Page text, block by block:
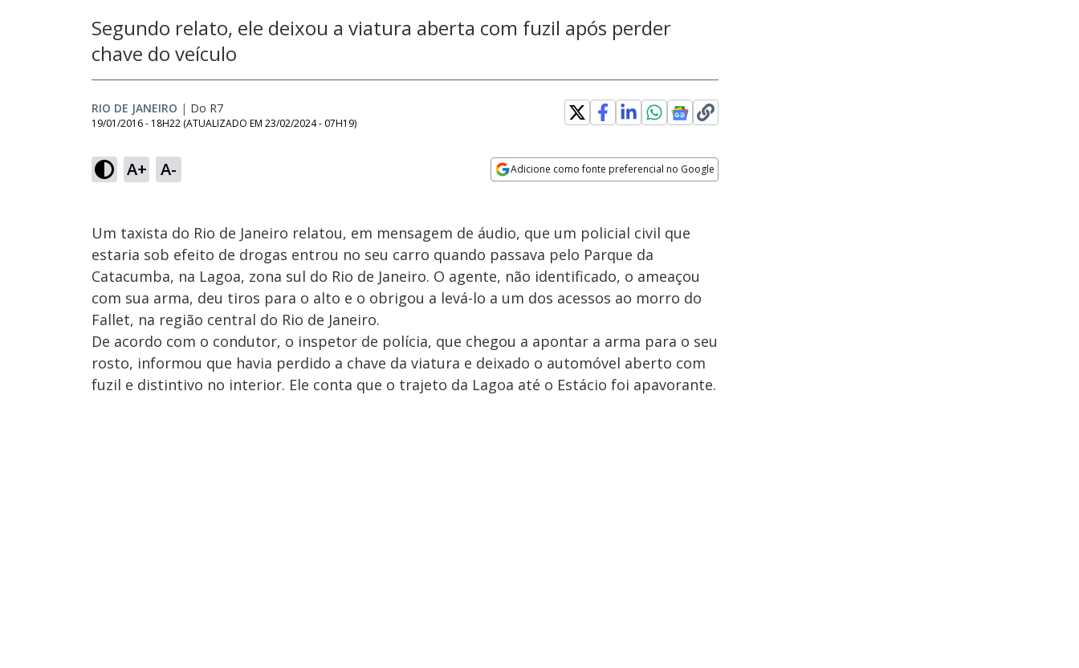
Segundo relato, ele deixou a viatura aberta com fuzil após perder
chave do veículo
RIO DE JANEIRO | Do R7
19/01/2016 - 18H22 (ATUALIZADO EM 23/02/2024 - 07H19)
A+ A- Adicione como fonte preferencial no Google
Um taxista do Rio de Janeiro relatou, em mensagem de áudio, que um policial civil que
estaria sob efeito de drogas entrou no seu carro quando passava pelo Parque da
Catacumba, na Lagoa, zona sul do Rio de Janeiro. O agente, não identificado, o ameaçou
com sua arma, deu tiros para o alto e o obrigou a levá-lo a um dos acessos ao morro do
Fallet, na região central do Rio de Janeiro.
De acordo com o condutor, o inspetor de polícia, que chegou a apontar a arma para o seu
rosto, informou que havia perdido a chave da viatura e deixado o automóvel aberto com
fuzil e distintivo no interior. Ele conta que o trajeto da Lagoa até o Estácio foi apavorante.